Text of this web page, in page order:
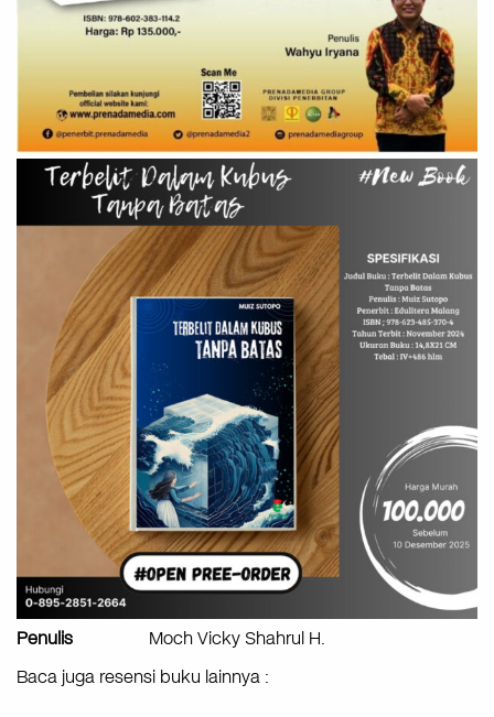
Penulis
Moch Vicky Shahrul H.
Baca juga resensi buku lainnya :